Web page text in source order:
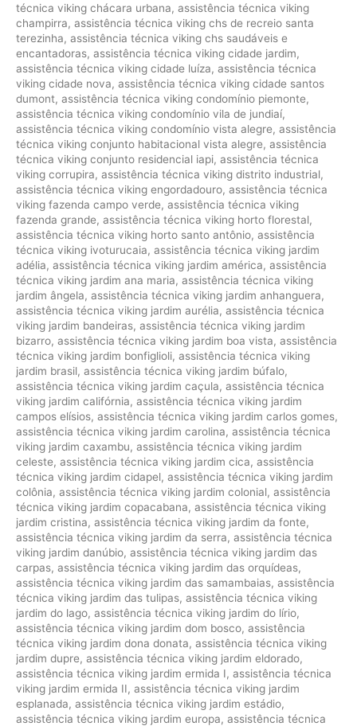
técnica viking chácara urbana, assistência técnica viking
champirra, assistência técnica viking chs de recreio santa
terezinha, assistência técnica viking chs saudáveis e
encantadoras, assistência técnica viking cidade jardim,
assistência técnica viking cidade luíza, assistência técnica
viking cidade nova, assistência técnica viking cidade santos
dumont, assistência técnica viking condomínio piemonte,
assistência técnica viking condomínio vila de jundiaí,
assistência técnica viking condomínio vista alegre, assistência
técnica viking conjunto habitacional vista alegre, assistência
técnica viking conjunto residencial iapi, assistência técnica
viking corrupira, assistência técnica viking distrito industrial,
assistência técnica viking engordadouro, assistência técnica
viking fazenda campo verde, assistência técnica viking
fazenda grande, assistência técnica viking horto florestal,
assistência técnica viking horto santo antônio, assistência
técnica viking ivoturucaia, assistência técnica viking jardim
adélia, assistência técnica viking jardim américa, assistência
técnica viking jardim ana maria, assistência técnica viking
jardim ângela, assistência técnica viking jardim anhanguera,
assistência técnica viking jardim aurélia, assistência técnica
viking jardim bandeiras, assistência técnica viking jardim
bizarro, assistência técnica viking jardim boa vista, assistência
técnica viking jardim bonfiglioli, assistência técnica viking
jardim brasil, assistência técnica viking jardim búfalo,
assistência técnica viking jardim caçula, assistência técnica
viking jardim califórnia, assistência técnica viking jardim
campos elísios, assistência técnica viking jardim carlos gomes,
assistência técnica viking jardim carolina, assistência técnica
viking jardim caxambu, assistência técnica viking jardim
celeste, assistência técnica viking jardim cica, assistência
técnica viking jardim cidapel, assistência técnica viking jardim
colônia, assistência técnica viking jardim colonial, assistência
técnica viking jardim copacabana, assistência técnica viking
jardim cristina, assistência técnica viking jardim da fonte,
assistência técnica viking jardim da serra, assistência técnica
viking jardim danúbio, assistência técnica viking jardim das
carpas, assistência técnica viking jardim das orquídeas,
assistência técnica viking jardim das samambaias, assistência
técnica viking jardim das tulipas, assistência técnica viking
jardim do lago, assistência técnica viking jardim do lírio,
assistência técnica viking jardim dom bosco, assistência
técnica viking jardim dona donata, assistência técnica viking
jardim dupre, assistência técnica viking jardim eldorado,
assistência técnica viking jardim ermida I, assistência técnica
viking jardim ermida II, assistência técnica viking jardim
esplanada, assistência técnica viking jardim estádio,
assistência técnica viking jardim europa, assistência técnica